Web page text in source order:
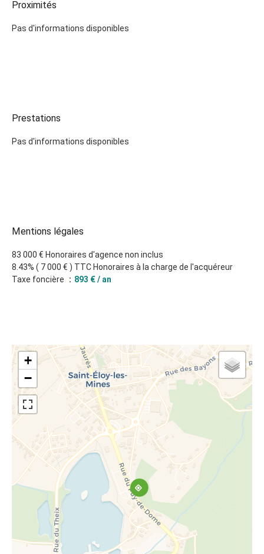
Proximités
Pas d'informations disponibles
Prestations
Pas d'informations disponibles
Mentions légales
83 000 € Honoraires d'agence non inclus
8.43% ( 7 000 € ) TTC Honoraires à la charge de l'acquéreur
Taxe foncière
893 € / an
+
−